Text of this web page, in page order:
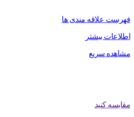
فهرست علاقه مندی ها
اطلاعات بیشتر
مشاهده سریع
مقایسه کنید